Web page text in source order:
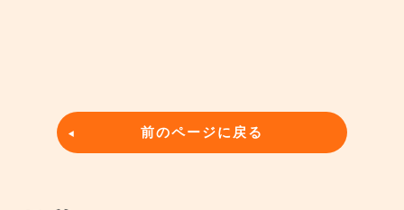
前のページに戻る